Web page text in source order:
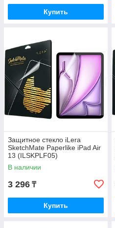
Купить
Защитное стекло iLera
SketchMate Paperlike iPad Air
13 (ILSKPLF05)
В наличии
3 296 ₸
Купить